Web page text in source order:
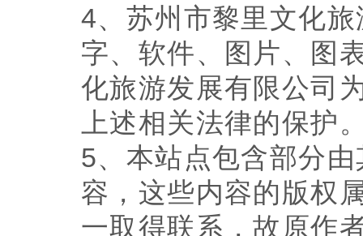
4、苏州市黎里文化
字、软件、图片、图
化旅游发展有限公司
上述相关法律的保护
5、本站点包含部分
容，这些内容的版权
一取得联系，故原作